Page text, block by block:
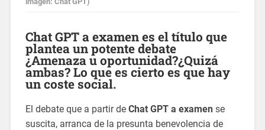
Chat GPT a examenes el título que
plantea un potente debate
¿Amenaza u oportunidad?¿Quizá
ambas? Lo que es cierto es que hay
un coste social.
El debate que a partir de Chat GPT a examense
suscita, arranca de la presunta benevolencia de